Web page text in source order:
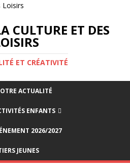
CULTURE ET DES
ET CRÉATIVITÉ
ACTUALITÉ
ENFANTS
2026/2027
JEUNES